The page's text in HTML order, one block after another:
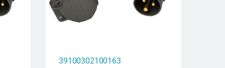
39100302100163